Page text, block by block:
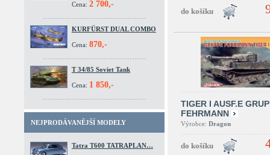
Cena: 2 700,-
KURFÜRST DUAL COMBO
Cena: 870,-
T 34/85 Soviet Tank
Cena: 1 850,-
NEJPRODÁVANĚJŠÍ MODELY
Tatra T600 TATRAPLAN…
TIGER I AUSF.E
FEHRMANN
Výrobce: Dragon